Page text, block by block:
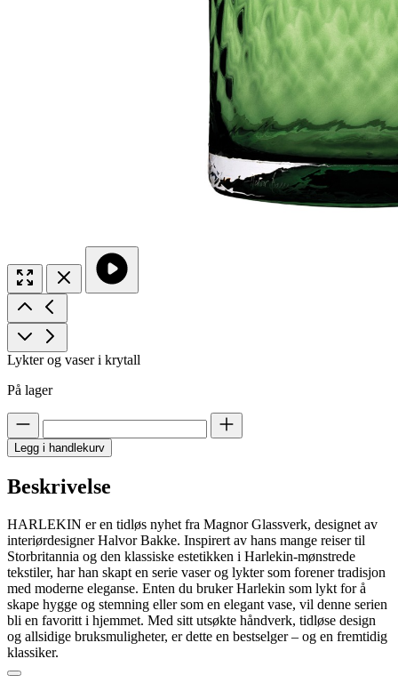
Lykter og vaser i krytall
På lager
Legg i handlekurv
Beskrivelse
HARLEKIN er en tidløs nyhet fra Magnor Glassverk, designet av
interiørdesigner Halvor Bakke. Inspirert av hans mange reiser til
Storbritannia og den klassiske estetikken i Harlekin-mønstrede
tekstiler, har han skapt en serie vaser og lykter som forener tradisjon
med moderne eleganse. Enten du bruker Harlekin som lykt for å
skape hygge og stemning eller som en elegant vase, vil denne serien
bli en favoritt i hjemmet. Med sitt utsøkte håndverk, tidløse design
og allsidige bruksmuligheter, er dette en bestselger – og en fremtidig
klassiker.